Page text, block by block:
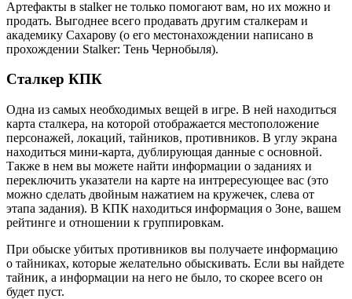
Артефакты в stalker не только помогают вам, но их можно и
продать. Выгоднее всего продавать другим сталкерам и
академику Сахарову (о его местонахождении написано в
прохождении Stalker: Тень Чернобыля).
Сталкер КПК
Одна из самых необходимых вещей в игре. В ней находиться
карта сталкера, на которой отображается местоположение
персонажей, локаций, тайников, противников. В углу экрана
находиться мини-карта, дублирующая данные с основной.
Также в нем вы можете найти информации о заданиях и
переключить указатели на карте на интрересующее вас (это
можно сделать двойным нажатием на кружечек, слева от
этапа задания). В КПК находиться информация о Зоне, вашем
рейтинге и отношении к группировкам.
При обыске убитых противников вы получаете информацию
о тайниках, которые желательно обыскивать. Если вы найдете
тайник, а информации на него не было, то скорее всего он
будет пуст.